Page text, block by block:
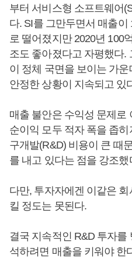
부터 서비스형 소프트웨어
다. SI를 그만두면서 매출이
로 떨어졌지만 2020년 100
조도 좋아졌다고 자평했다.
이 정체 국면을 보이는 가
안정한 상황이 지속되고 있
매출 불안은 수익성 문제로
순이익 모두 적자 폭을 좁
구개발(R&D) 비용이 큰 때
를 내고 있다는 점을 강조했
다만, 투자자에겐 이같은
킬 정도는 못된다.
결국 지속적인 R&D 투자를
석하려면 매출을 키워야 한